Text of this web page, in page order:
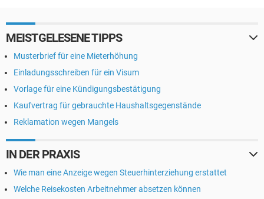
MEISTGELESENE TIPPS
Musterbrief für eine Mieterhöhung
Einladungsschreiben für ein Visum
Vorlage für eine Kündigungsbestätigung
Kaufvertrag für gebrauchte Haushaltsgegenstände
Reklamation wegen Mangels
IN DER PRAXIS
Wie man eine Anzeige wegen Steuerhinterziehung erstattet
Welche Reisekosten Arbeitnehmer absetzen können